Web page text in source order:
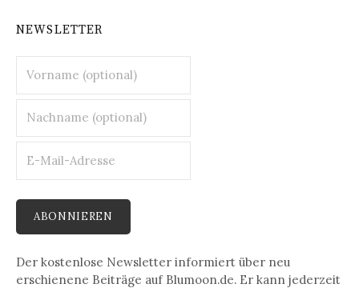
NEWSLETTER
Der kostenlose Newsletter informiert über neu
erschienene Beiträge auf Blumoon.de. Er kann jederzeit